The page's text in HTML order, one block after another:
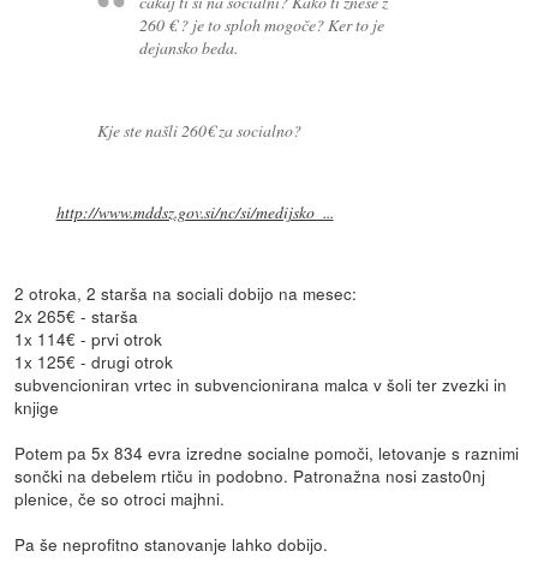
260 € ? je to sploh mogoče? Ker to je
dejansko beda.
Kje ste našli 260€ za socialno?
http://www.mddsz.gov.si/nc/si/medijsko_...
2 otroka, 2 starša na sociali dobijo na mesec:
2x 265€ - starša
1x 114€ - prvi otrok
1x 125€ - drugi otrok
subvencioniran vrtec in subvencionirana malca v šoli ter zvezki in
knjige
Potem pa 5x 834 evra izredne socialne pomoči, letovanje s raznimi
sončki na debelem rtiču in podobno. Patronažna nosi zasto0nj
plenice, če so otroci majhni.
Pa še neprofitno stanovanje lahko dobijo.